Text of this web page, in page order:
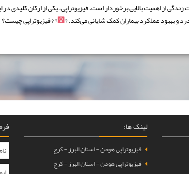
از اهمیت بالایی برخوردار است. فیزیوتراپی، یکی از ارکان کلیدی در
و بهبود عملکرد بیماران کمک شایانی می‌کند. ?‍ ? ? فیزیوتراپی چیست؟
لینک ها:
فیزیوتراپی هومن - استان البرز - کرج
فیزیوتراپی هومن - استان البرز - کرج